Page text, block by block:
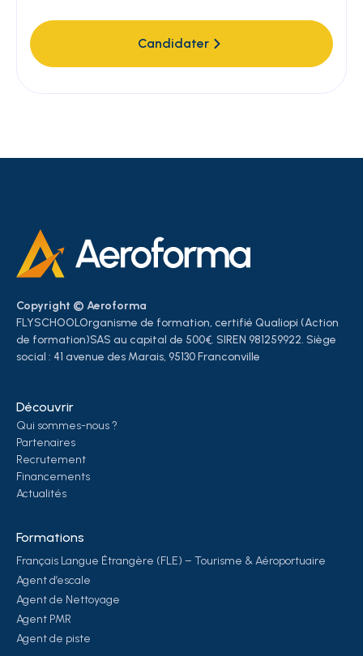
Candidater
Copyright © Aeroforma
FLYSCHOOLOrganisme de formation, certifié Qualiopi (Action
de formation)SAS au capital de 500€. SIREN 981259922. Siège
social : 41 avenue des Marais, 95130 Franconville
Découvrir
Qui sommes-nous ?
Partenaires
Recrutement
Financements
Actualités
Formations
Français Langue Étrangère (FLE) – Tourisme & Aéroportuaire
Agent d’escale
Agent de Nettoyage
Agent PMR
Agent de piste